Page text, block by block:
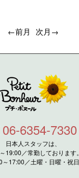
←前月 次月→
06-6354-7330
日本人スタッフは、
19:00／常勤しております。
～17:00／土曜・日曜・祝日